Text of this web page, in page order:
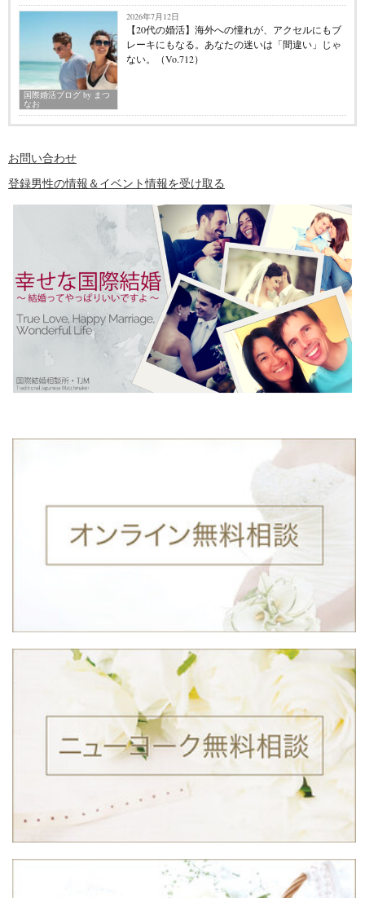
国際婚活ブログ by まつ
なお
2026年7月12日
【20代の婚活】海外への憧れが、アクセルにもブ
レーキにもなる。あなたの迷いは「間違い」じゃ
ない。（Vo.712）
お問い合わせ
登録男性の情報＆イベント情報を受け取る